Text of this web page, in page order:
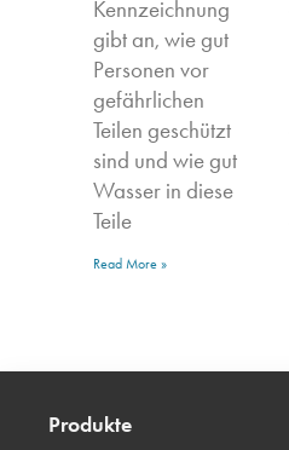
Kennzeichnung
gibt an, wie gut
Personen vor
gefährlichen
Teilen geschützt
sind und wie gut
Wasser in diese
Teile
Read More »
Produkte